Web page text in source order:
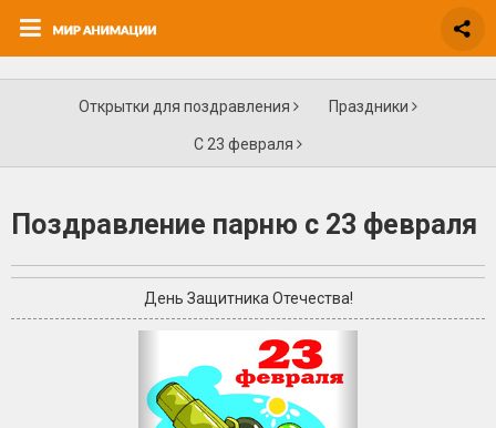
Открытки для поздравления Праздники
С 23 февраля
Поздравление парню с 23 февраля
День Защитника Отечества!
+8